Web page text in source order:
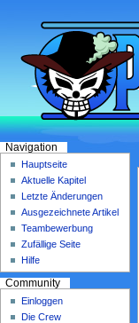
Navigation
Hauptseite
Aktuelle Kapitel
Letzte Änderungen
Ausgezeichnete Artikel
Teambewerbung
Zufällige Seite
Hilfe
Community
Einloggen
Die Crew